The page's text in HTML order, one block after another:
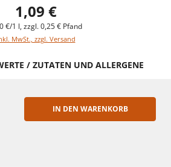
1,09 €
€/1 l, zzgl. 0,25 € Pfand
MwSt., zzgl. Versand
/ ZUTATEN UND ALLERGENE
IN DEN WARENKORB